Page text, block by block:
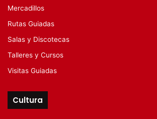
Mercadillos
Rutas Guiadas
Salas y Discotecas
Talleres y Cursos
Visitas Guiadas
Cultura